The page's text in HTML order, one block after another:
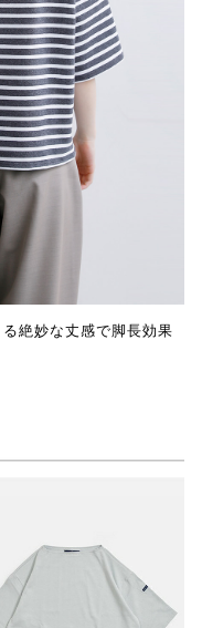
絶妙な丈感で脚長効果